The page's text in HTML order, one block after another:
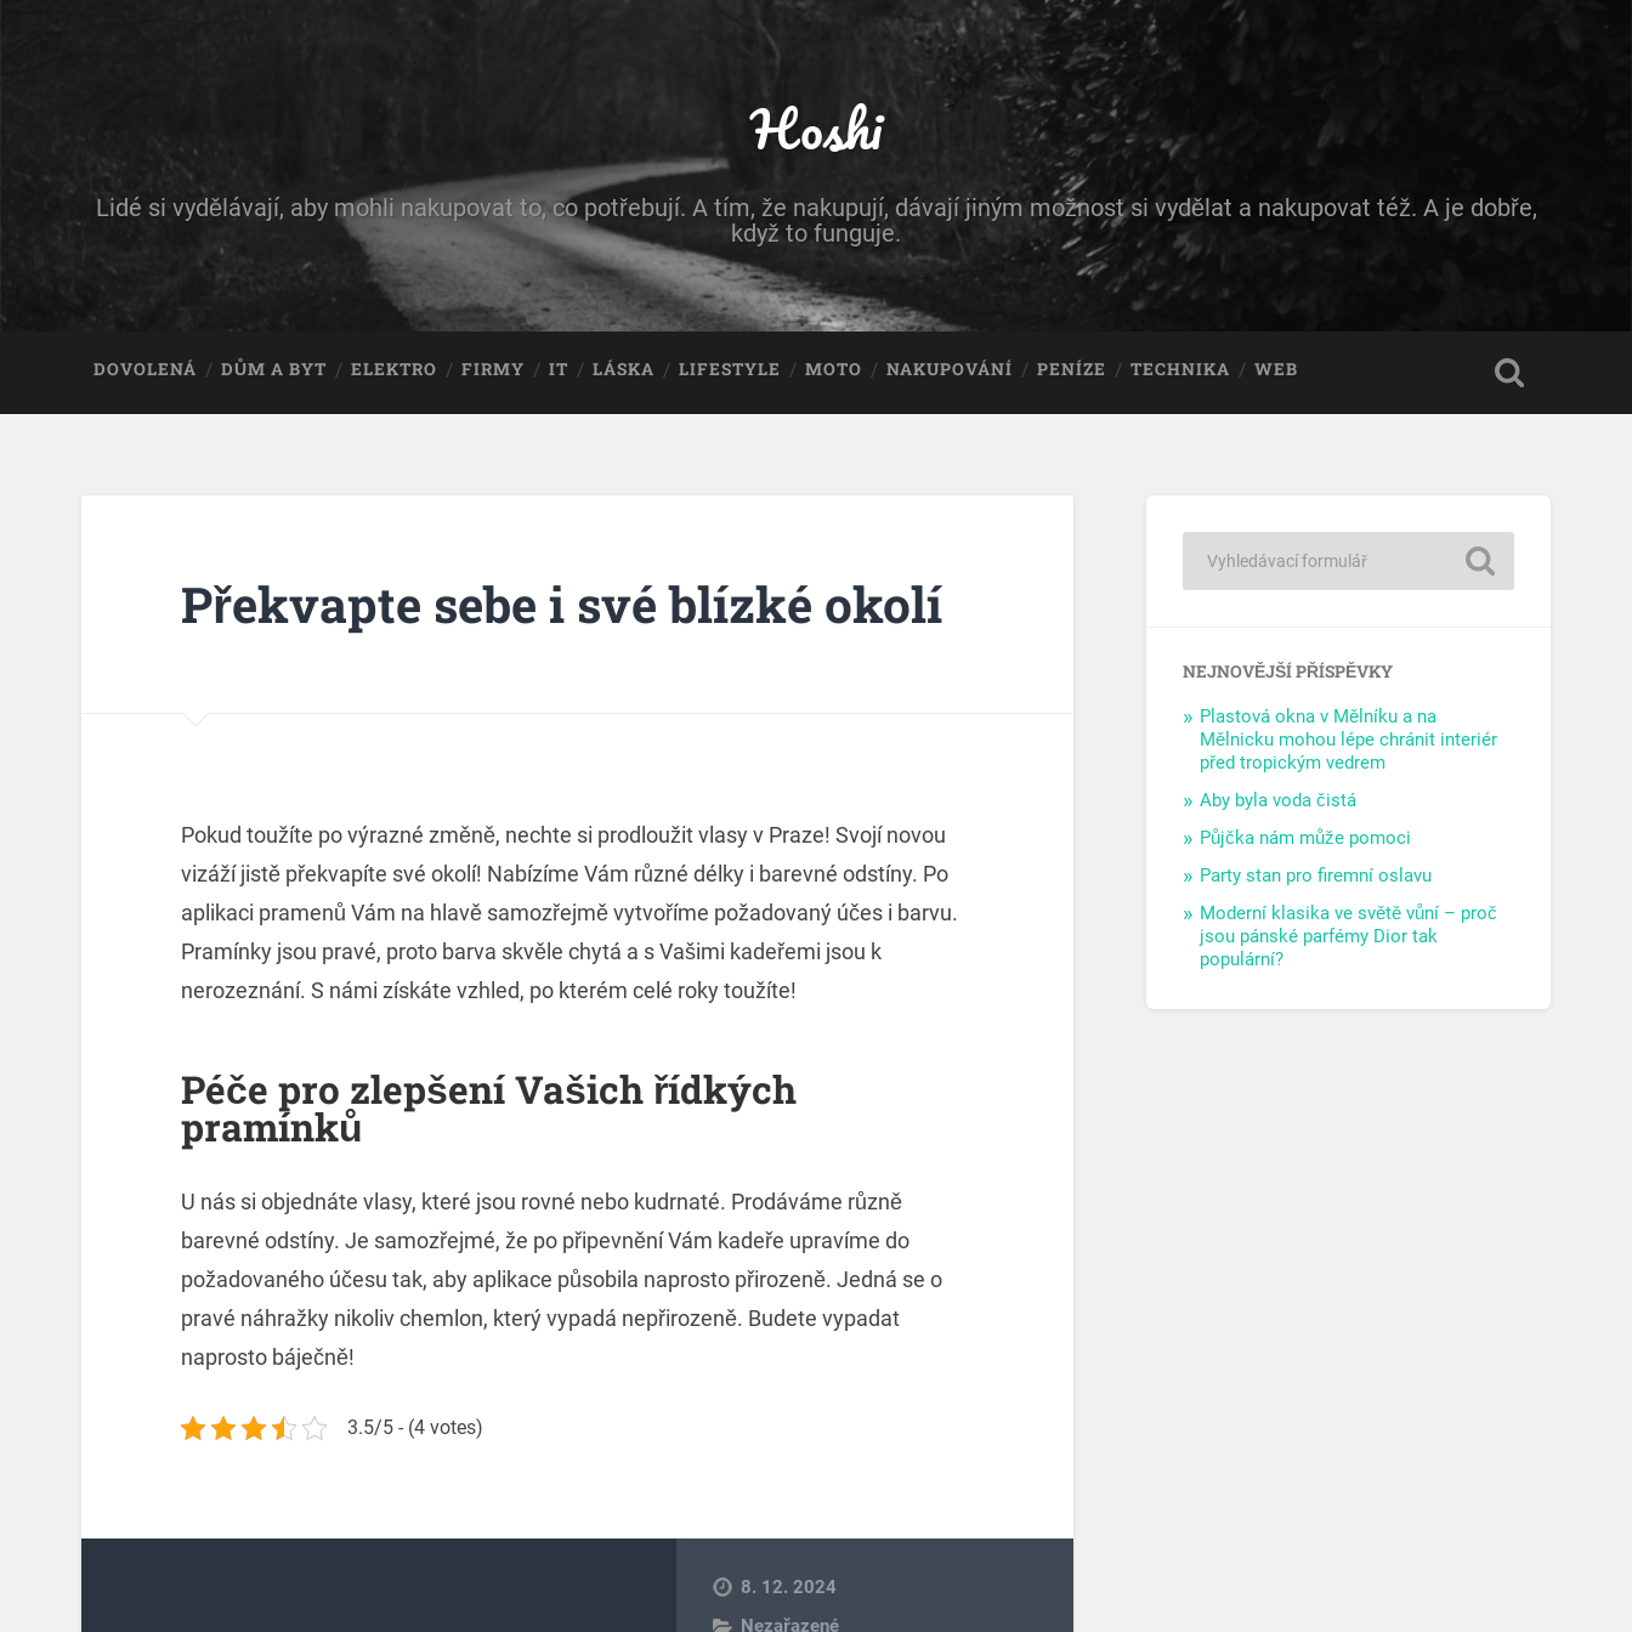
Hoshi
Lidé si vydělávají, aby mohli nakupovat to, co potřebují. A tím, že nakupují, dávají jiným možnost si vydělat a nakupovat též. A je dobře,
když to funguje.
DOVOLENÁ DŮM A BYT ELEKTRO FIRMY IT LÁSKA LIFESTYLE MOTO NAKUPOVÁNÍ PENÍZE TECHNIKA WEB
Překvapte sebe i své blízké okolí
Pokud toužíte po výrazné změně, nechte si prodloužit vlasy v Praze! Svojí novou
vizáží jistě překvapíte své okolí! Nabízíme Vám různé délky i barevné odstíny. Po
aplikaci pramenů Vám na hlavě samozřejmě vytvoříme požadovaný účes i barvu.
Pramínky jsou pravé, proto barva skvěle chytá a s Vašimi kadeřemi jsou k
nerozeznání. S námi získáte vzhled, po kterém celé roky toužíte!
Péče pro zlepšení Vašich řídkých
pramínků
U nás si objednáte vlasy, které jsou rovné nebo kudrnaté. Prodáváme různě
barevné odstíny. Je samozřejmé, že po připevnění Vám kadeře upravíme do
požadovaného účesu tak, aby aplikace působila naprosto přirozeně. Jedná se o
pravé náhražky nikoliv chemlon, který vypadá nepřirozeně. Budete vypadat
naprosto báječně!
3.5/5 - (4 votes)
8. 12. 2024
Nezařazené
NEJNOVĚJŠÍ PŘÍSPĚVKY
Plastová okna v Mělníku a na
Mělnicku mohou lépe chránit interiér
před tropickým vedrem
Aby byla voda čistá
Půjčka nám může pomoci
Party stan pro firemní oslavu
Moderní klasika ve světě vůní – proč
jsou pánské parfémy Dior tak
populární?